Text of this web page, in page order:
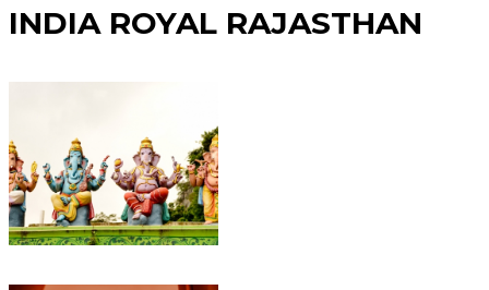
INDIA ROYAL RAJASTHAN